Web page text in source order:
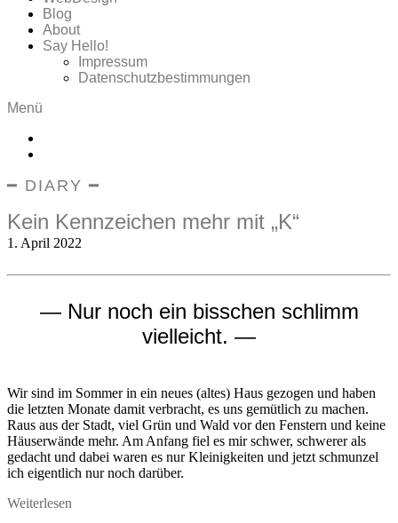
Blog
About
Say Hello!
Impressum
Datenschutzbestimmungen
Menü
━ DIARY ━
Kein Kennzeichen mehr mit „K“
1. April 2022
— Nur noch ein bisschen schlimm
vielleicht. —
Wir sind im Sommer in ein neues (altes) Haus gezogen und haben
die letzten Monate damit verbracht, es uns gemütlich zu machen.
Raus aus der Stadt, viel Grün und Wald vor den Fenstern und keine
Häuserwände mehr. Am Anfang fiel es mir schwer, schwerer als
gedacht und dabei waren es nur Kleinigkeiten und jetzt schmunzel
ich eigentlich nur noch darüber.
Weiterlesen